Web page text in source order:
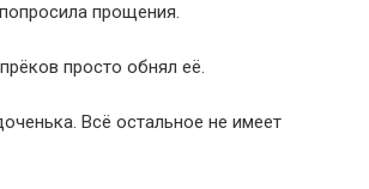
прощения.
просто обнял её.
Всё остальное не имеет